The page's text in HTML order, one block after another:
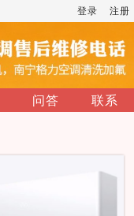
登录 注册
问答 联系